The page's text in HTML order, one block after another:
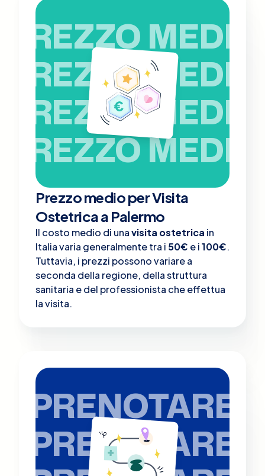
PREZZO MEDIO
PREZZO MEDIO
PREZZO MEDIO
PREZZO MEDIO
Prezzo medio per Visita
Ostetrica a Palermo
Il costo medio di unavisita ostetrica in
Italia varia generalmente tra i 50€ e i100€.
Tuttavia, i prezzi possono variare a
seconda della regione, della struttura
sanitaria e del professionista che effettua
la visita.
PRENOTARE
PRENOTARE